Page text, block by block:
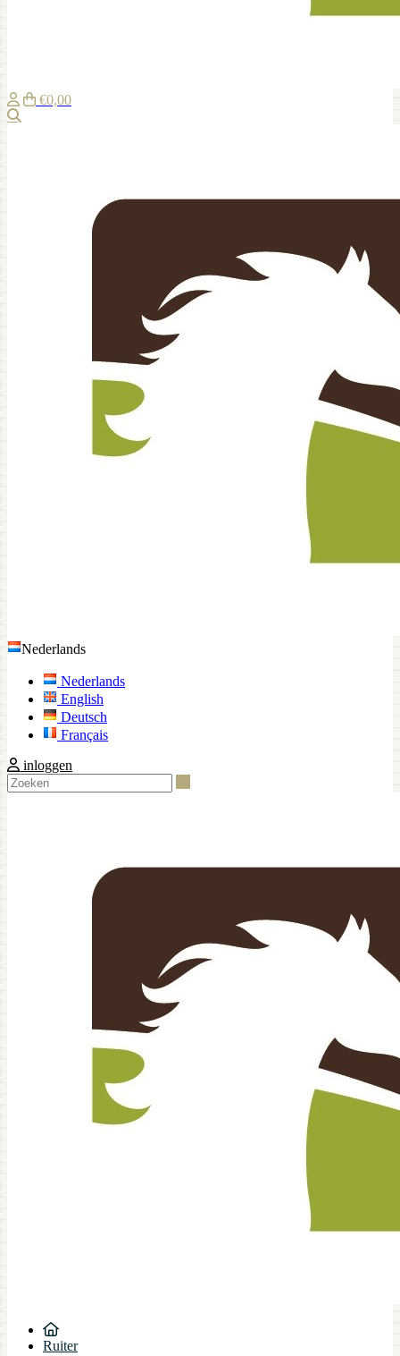
€0,00
Nederlands
Nederlands
English
Deutsch
Français
inloggen
Ruiter